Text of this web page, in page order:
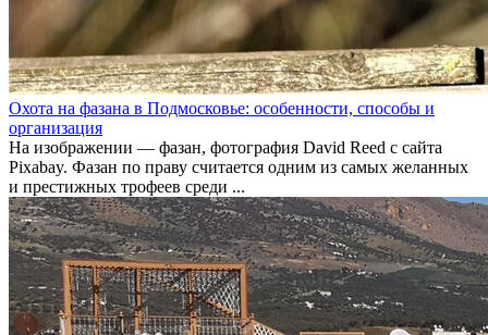
Охота на фазана в Подмосковье: особенности, способы и
организация
На изображении — фазан, фотография David Reed с сайта
Pixabay. Фазан по праву считается одним из самых желанных
и престижных трофеев среди ...